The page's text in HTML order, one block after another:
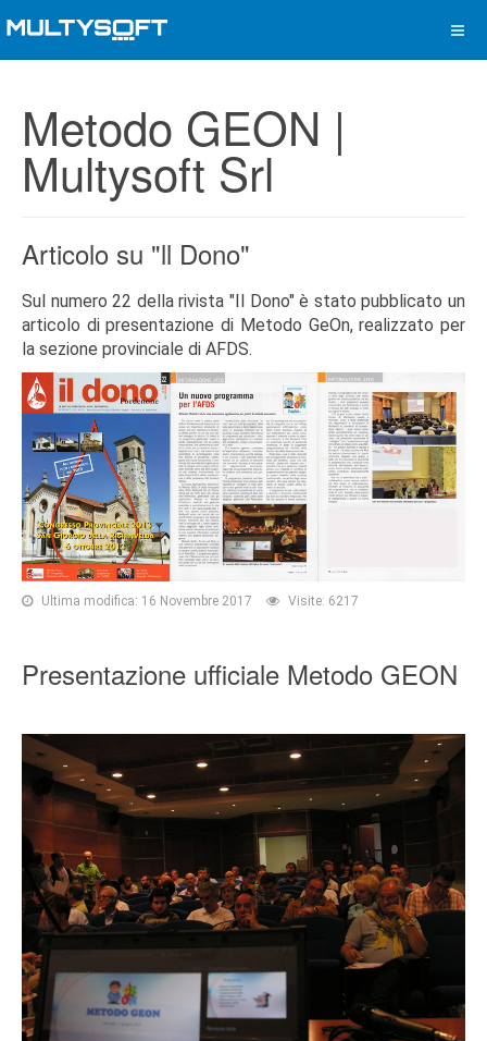
Metodo GEON |
Multysoft Srl
Articolo su "ll Dono"
Sul numero 22 della rivista "Il Dono" è stato pubblicato un
articolo di presentazione di Metodo GeOn, realizzato per
la sezione provinciale di AFDS.
Ultima modifica: 16 Novembre 2017 Visite: 6217
Presentazione ufficiale Metodo GEON